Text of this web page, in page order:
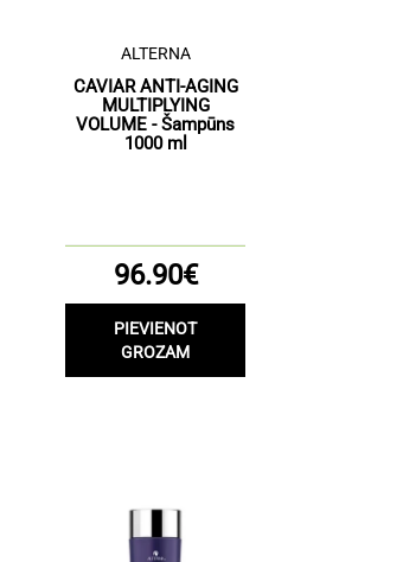
ALTERNA
CAVIAR ANTI-AGING
MULTIPLYING
VOLUME - Šampūns
1000 ml
96.90€
PIEVIENOT
GROZAM